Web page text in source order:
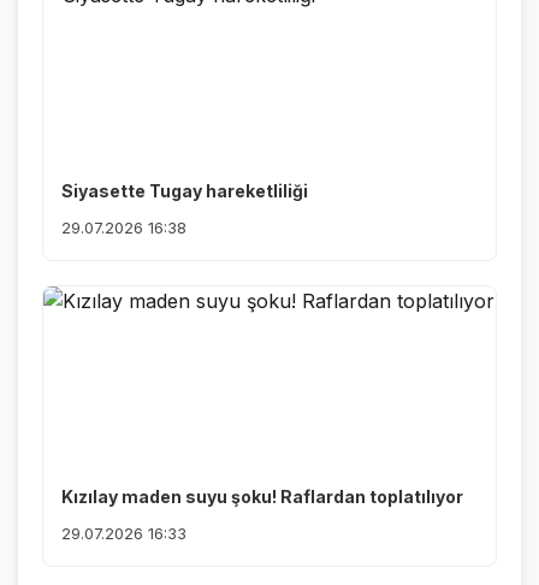
Siyasette Tugay hareketliliği
29.07.2026 16:38
Kızılay maden suyu şoku! Raflardan toplatılıyor
29.07.2026 16:33